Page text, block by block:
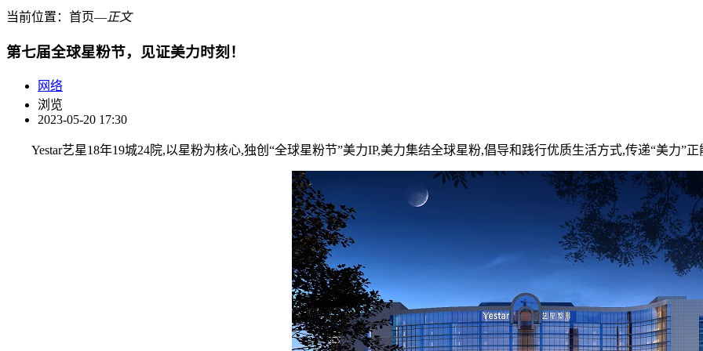
当前位置： 首页―正文
第七届全球星粉节，见证美力时刻！
网络
浏览
2023-05-20 17:30
Yestar艺星18年19城24院,以星粉为核心,独创“全球星粉节”美力IP,美力集结全球星粉,倡导和践行优质生活方式,传递“美力”正